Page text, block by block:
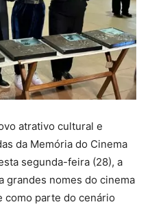
atrativo cultural e
da Memória do Cinema
segunda-feira (28), a
grandes nomes do cinema
como parte do cenário